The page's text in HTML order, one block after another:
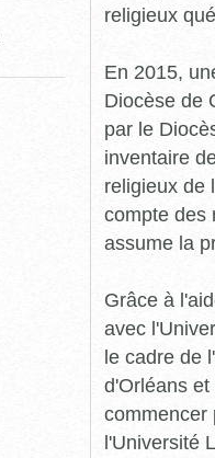
religieux
En 2015,
Diocèse de
par le
inventaire
religieux de
compte des
assume la
Grâce à
avec
le cadre de
d'Orléans
commencer
l'Université